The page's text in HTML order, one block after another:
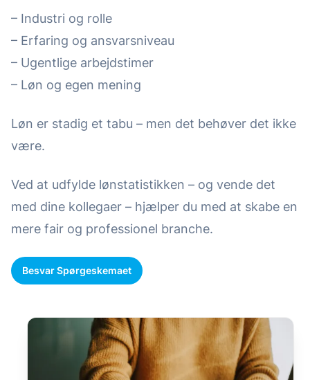
– Industri og rolle
– Erfaring og ansvarsniveau
– Ugentlige arbejdstimer
– Løn og egen mening
Løn er stadig et tabu – men det behøver det ikke
være.
Ved at udfylde lønstatistikken – og vende det
med dine kollegaer – hjælper du med at skabe en
mere fair og professionel branche.
Besvar Spørgeskemaet